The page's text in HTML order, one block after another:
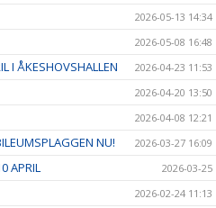
2026-05-13 14:34
2026-05-08 16:48
I ÅKESHOVSHALLEN 2026-04-23 11:53
2026-04-20 13:50
2026-04-08 12:21
NU! 2026-03-27 16:09
APRIL 2026-03-25
2026-02-24 11:13